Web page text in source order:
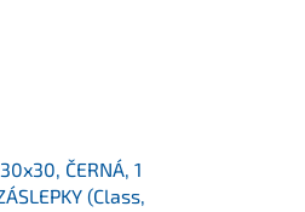
ČERNÁ, 1
(Class,